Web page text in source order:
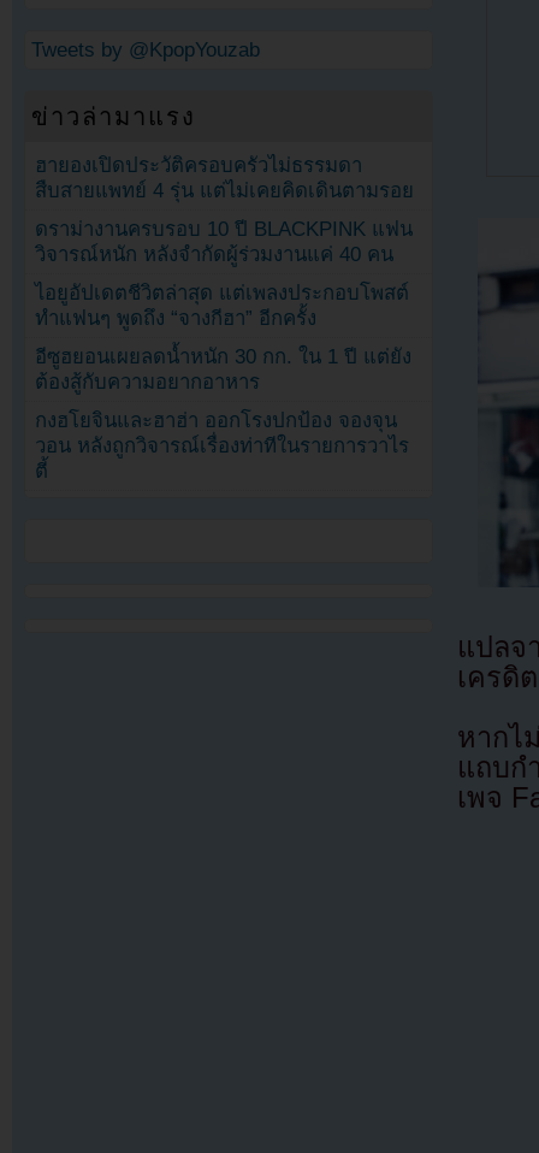
แปล
เครดิ
หากไ
แถบก
เพจ
Tweets by @KpopYouzab
ข่าวล่ามาแรง
ฮายองเปิดประวัติครอบครัวไม่ธรรมดา
สืบสายแพทย์ 4 รุ่น แต่ไม่เคยคิดเดินตามรอย
ดราม่างานครบรอบ 10 ปี BLACKPINK แฟน
วิจารณ์หนัก หลังจำกัดผู้ร่วมงานแค่ 40 คน
ไอยูอัปเดตชีวิตล่าสุด แต่เพลงประกอบโพสต์
ทำแฟนๆ พูดถึง “จางกีฮา” อีกครั้ง
อีซูฮยอนเผยลดน้ำหนัก 30 กก. ใน 1 ปี แต่ยัง
ต้องสู้กับความอยากอาหาร
กงฮโยจินและฮาฮ่า ออกโรงปกป้อง จองจุน
วอน หลังถูกวิจารณ์เรื่องท่าทีในรายการวาไร
ตี้